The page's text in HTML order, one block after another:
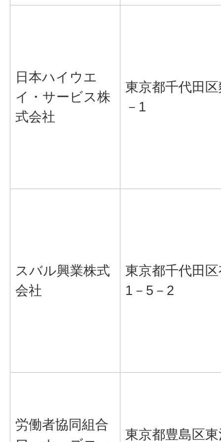
日本ハイウエ
イ・サービス株
式会社
東京都千代田
－1
スバル興業株式
会社
東京都千代田
1－5－2
労働者協同組合
東京都豊島区